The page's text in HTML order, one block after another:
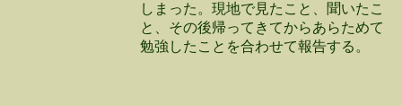
しまった。現地で見たこと、聞いたこ
と、その後帰ってきてからあらためて
勉強したことを合わせて報告する。